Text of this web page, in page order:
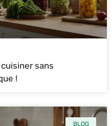
sans
!
BLOG